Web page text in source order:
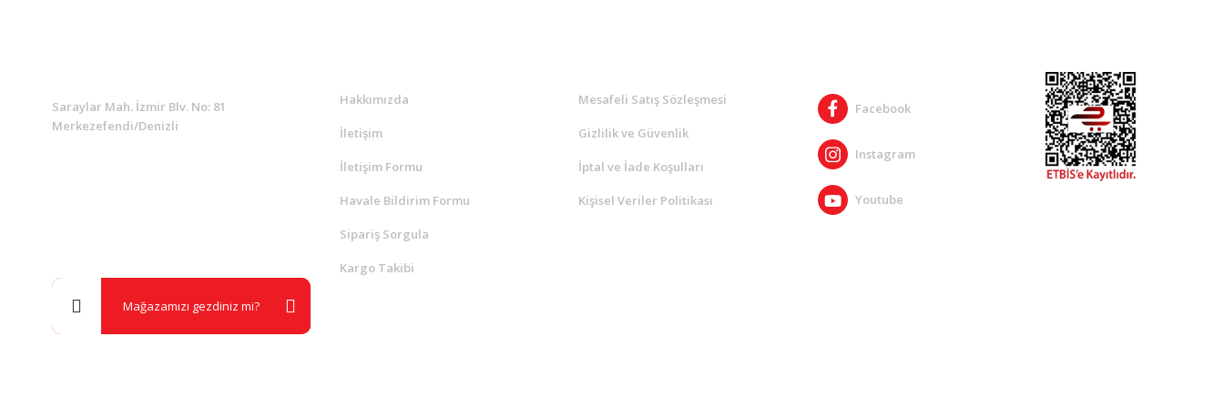
Saraylar Mah. İzmir Blv. No: 81
Merkezefendi/Denizli
Mağazamızı gezdiniz mi?
Hakkımızda
İletişim
İletişim Formu
Havale Bildirim Formu
Sipariş Sorgula
Kargo Takibi
Mesafeli Satış Sözleşmesi
Gizlilik ve Güvenlik
İptal ve İade Koşulları
Kişisel Veriler Politikası
Facebook
Instagram
Youtube